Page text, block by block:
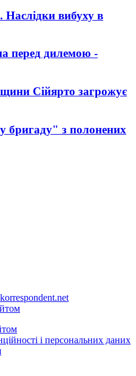
Наслідки вибуху в
перед дилемою -
Сійярто загрожує
бригаду" з полонених
і персональних даних